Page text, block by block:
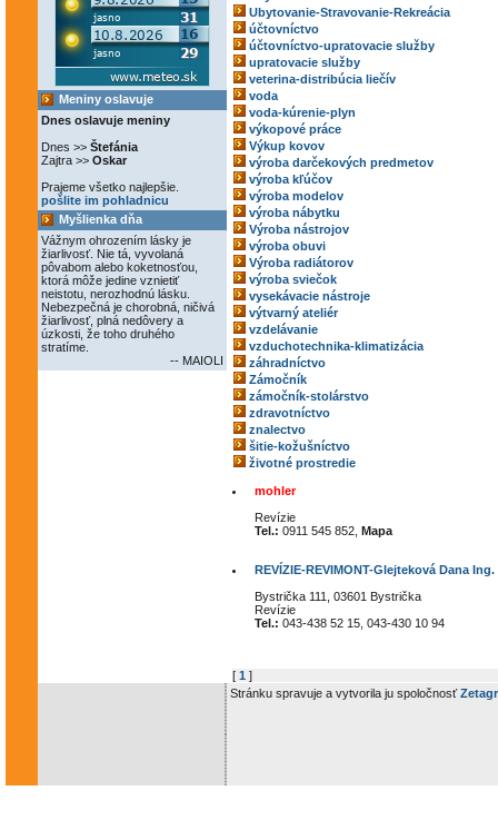
Meniny oslavuje
Dnes oslavuje meniny
Dnes >> Štefánia
Zajtra >> Oskar
Prajeme všetko najlepšie.
pošlite im pohladnicu
Myšlienka dňa
Vážnym ohrozením lásky je
žiarlivosť. Nie tá, vyvolaná
pôvabom alebo koketnosťou,
ktorá môže jedine vznietiť
neistotu, nerozhodnú lásku.
Nebezpečná je chorobná, ničivá
žiarlivosť, plná nedôvery a
úzkosti, že toho druhého
stratíme.
-- MAIOLI
Ubytovanie-Stravovanie-Rekreácia
účtovníctvo
účtovníctvo-upratovacie služby
upratovacie služby
veterina-distribúcia liečív
voda
voda-kúrenie-plyn
výkopové práce
Výkup kovov
výroba darčekových predmetov
výroba kľúčov
výroba modelov
výroba nábytku
Výroba nástrojov
výroba obuvi
Výroba radiátorov
výroba sviečok
vysekávacie nástroje
výtvarný ateliér
vzdelávanie
vzduchotechnika-klimatizácia
záhradníctvo
Zámočník
zámočník-stolárstvo
zdravotníctvo
znalectvo
šitie-kožušníctvo
životné prostredie
mohler
Revízie
Tel.: 0911 545 852, Mapa
REVÍZIE-REVIMONT-Glejteková Dana Ing.
Bystrička 111, 03601 Bystrička
Revízie
Tel.: 043-438 52 15, 043-430 10 94
[ 1 ]
Stránku spravuje a vytvorila ju spoločnosť